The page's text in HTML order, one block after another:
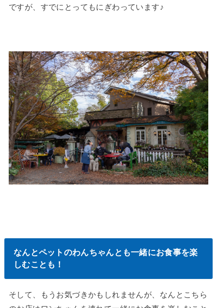
ですが、すでにとってもにぎわっています♪
なんとペットのわんちゃんとも一緒にお食事を楽
しむことも！
そして、もうお気づきかもしれませんが、なんとこちら